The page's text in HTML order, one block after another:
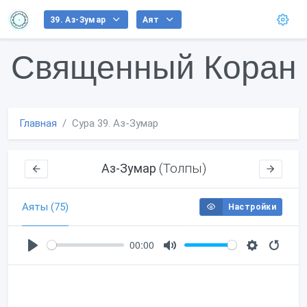
39. Аз-Зумар Аят
Священный Коран
Главная Сура 39. Аз-Зумар
Аз-Зумар (Толпы)
Аяты (75) Настройки
00:00